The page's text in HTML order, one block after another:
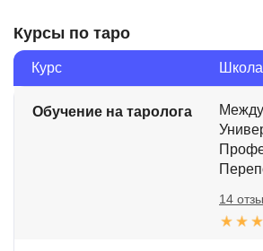
Курсы по таро
Курс Школа
Обучение на таролога
14
Soft Skills
ДПО
Детям